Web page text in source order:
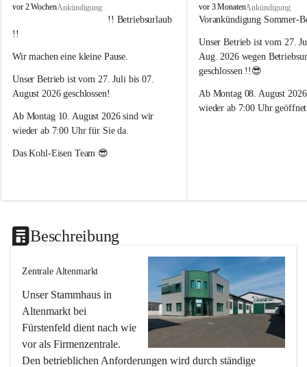
K
h
G
b
H
C
o
G
vor 2 WochenAnkündigung
         !! Betriebsurlaub
!!
Wir machen eine kleine Pause.
Unser Betrieb ist vom 27. Juli bis 07.
August 2026 geschlossen!
Ab Montag 10. August 2026 sind wir
wieder ab 7:00 Uhr für Sie da.
Das Kohl-Eisen Team 😎
K
o
l
G
m
H
&
vor 3 MonatenAnkündigung
Vorankündigung Sommer-
Unser Betrieb ist vom 27.
Aug. 2026 wegen
geschlossen !!😎
Ab Montag 08. August
wieder ab 7:00 Uhr
Beschreibung
Zentrale Altenmarkt
Unser Stammhaus in
Altenmarkt bei
Fürstenfeld dient nach wie
vor als Firmenzentrale.
Den betrieblichen Anforderungen wird durch ständige